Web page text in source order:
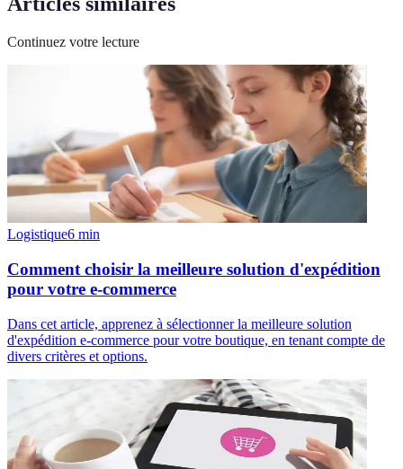
Continuez votre lecture
Logistique6 min
Comment choisir la meilleure solution d'expédition
pour votre e-commerce
Dans cet article, apprenez à sélectionner la meilleure solution
d'expédition e-commerce pour votre boutique, en tenant compte de
divers critères et options.